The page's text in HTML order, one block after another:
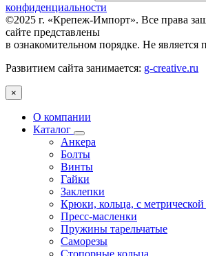
конфиденциальности
©2025 г. «Крепеж-Импорт». Все права
сайте представлены
в ознакомительном порядке. Не является
Развитием сайта занимается: g-creative.ru
×
О компании
Каталог
Анкера
Болты
Винты
Гайки
Заклепки
Крюки, кольца, с метрической
Пресс-масленки
Пружины тарельчатые
Саморезы
Стопорные кольца